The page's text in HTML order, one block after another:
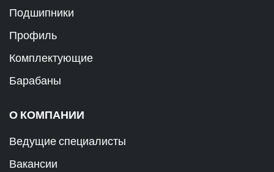
Подшипники
Профиль
Комплектующие
Барабаны
О КОМПАНИИ
Ведущие специалисты
Вакансии